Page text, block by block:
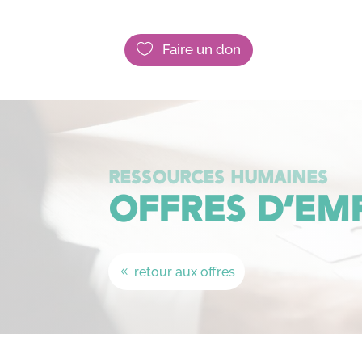
 Faire un don
RESSOURCES HUMAINES
OFFRES
retour aux offres